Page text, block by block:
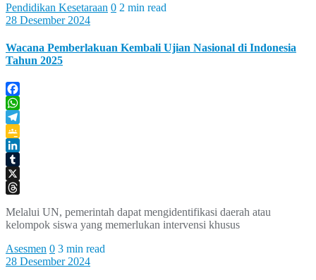
Pendidikan Kesetaraan 0 2 min read
28 Desember 2024
Wacana Pemberlakuan Kembali Ujian Nasional di Indonesia
Tahun 2025
Facebook
WhatsApp
Telegram
Google
Classroom
LinkedIn
Tumblr
X
Melalui UN, pemerintah dapat mengidentifikasi daerah atau
kelompok siswa yang memerlukan intervensi khusus
Asesmen 0 3 min read
28 Desember 2024